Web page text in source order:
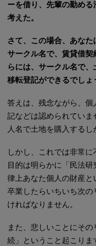
ーを借り、先輩の勤め
考えた。
さて、この場合、あな
サークル名で、賃貸借契
らには、サークル名で
移転登記ができるでしょ
答えは、残念ながら、
記などは認められていま
人名で土地を購入するし
しかし、これでは非常
目的は明らかに「民法
律上あなた個人の財産と
卒業したらいちいち次
ければなりません。
また、悲しいことにそ
続」ということ起こりま